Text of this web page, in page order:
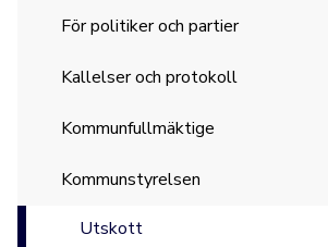
För politiker och partier
Kallelser och protokoll
Kommunfullmäktige
Kommunstyrelsen
Utskott